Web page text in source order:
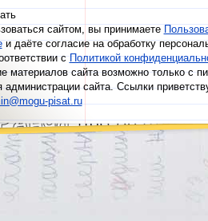
сайтом, вы принимаете
и даёте согласие на обработку
сПолитикой
материалов сайта возможно только с
администрации сайта. Ссылки
pisat.ru